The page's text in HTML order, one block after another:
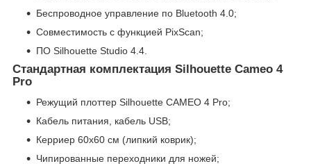
Беспроводное управление по Bluetooth 4.0;
Совместимость с функцией PixScan;
ПО Silhouette Studio 4.4.
Стандартная комплектация Silhouette Cameo 4
Pro
Режущий плоттер Silhouette CAMEO 4 Pro;
Кабель питания, кабель USB;
Керриер 60x60 см (липкий коврик);
Чипированные переходники для ножей;